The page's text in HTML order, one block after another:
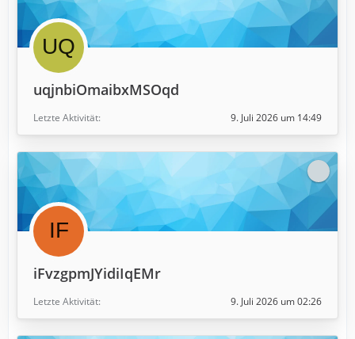
uqjnbiOmaibxMSOqd
Letzte Aktivität 9. Juli 2026 um 14:49
iFvzgpmJYidiIqEMr
Letzte Aktivität 9. Juli 2026 um 02:26